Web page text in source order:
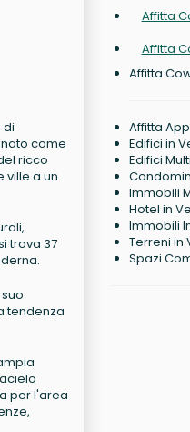
di
come
ricco
ville a un
trova 37
tendenza
per l'area
Affitta
Affitta
Affitta
Affitta
Edifici in
Edifici
Immobili
Hotel in
Immobili
Terreni in
Spazi